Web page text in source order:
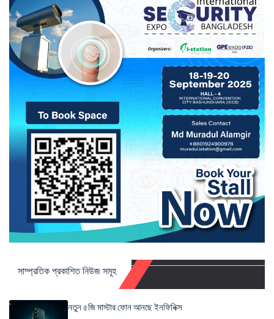
সাম্প্রতিক প্রকাশিত নিউজ সমূহ
নতুন ৫জি মাস্টার ফোন আনছে ইনফিনিক্স